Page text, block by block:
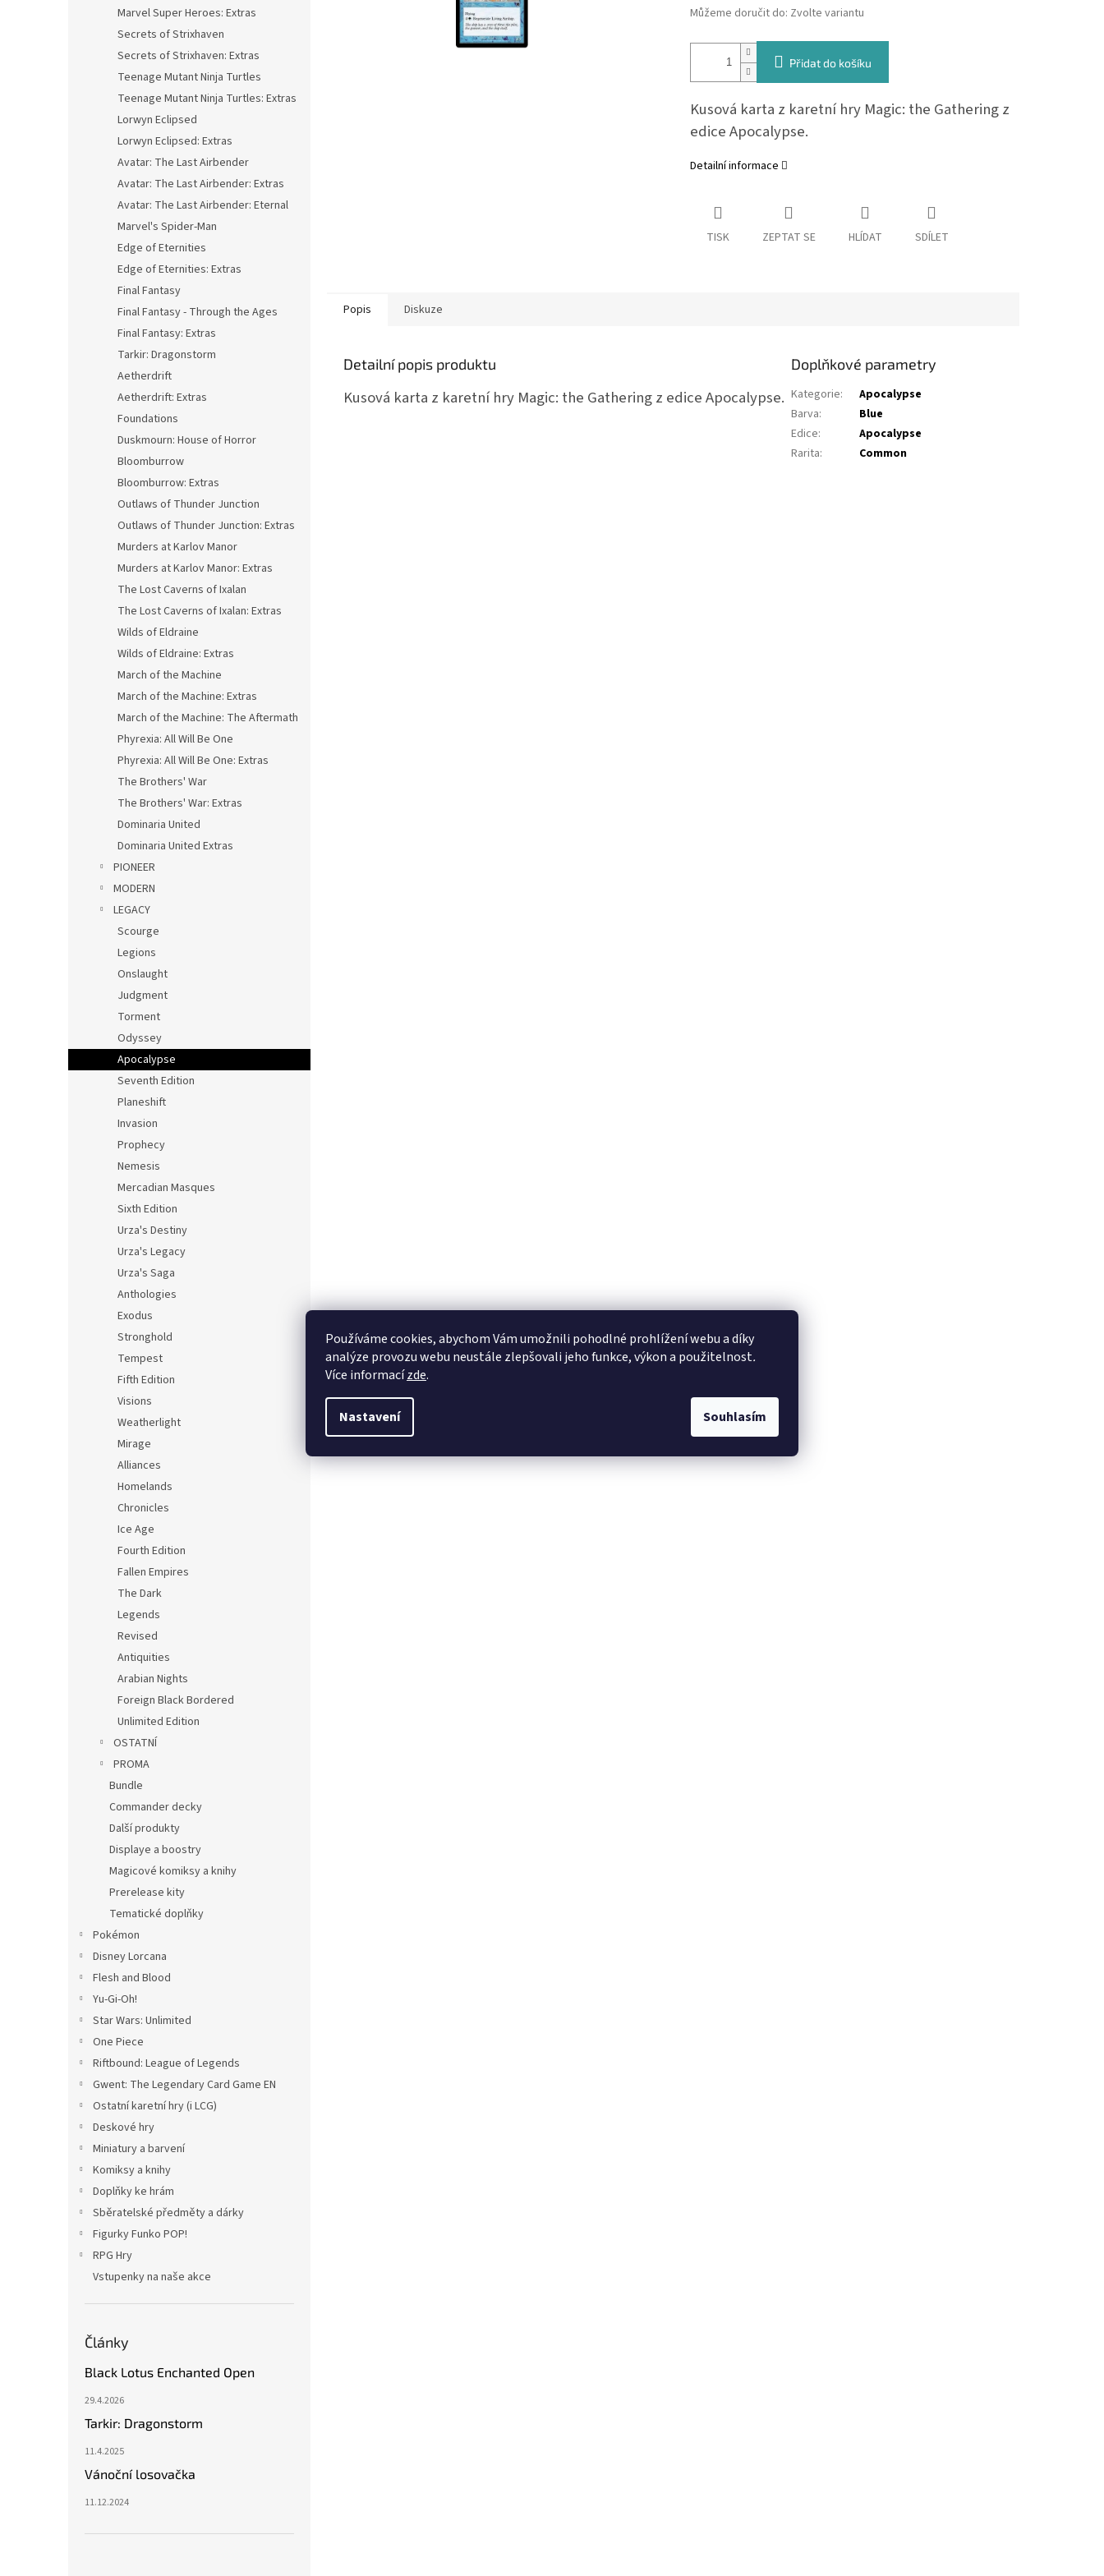
Používáme cookies, abychom Vám umožnili pohodlné prohlížení webu a díky
analýze provozu webu neustále zlepšovali jeho funkce, výkon a použitelnost.
Více informacízde.
Nastavení Souhlasím
Marvel Super Heroes: Extras
Secrets of Strixhaven
Secrets of Strixhaven: Extras
Teenage Mutant Ninja Turtles
Teenage Mutant Ninja Turtles: Extras
Lorwyn Eclipsed
Lorwyn Eclipsed: Extras
Avatar: The Last Airbender
Avatar: The Last Airbender: Extras
Avatar: The Last Airbender: Eternal
Marvel's Spider-Man
Edge of Eternities
Edge of Eternities: Extras
Final Fantasy
Final Fantasy - Through the Ages
Final Fantasy: Extras
Tarkir: Dragonstorm
Aetherdrift
Aetherdrift: Extras
Foundations
Duskmourn: House of Horror
Bloomburrow
Bloomburrow: Extras
Outlaws of Thunder Junction
Outlaws of Thunder Junction: Extras
Murders at Karlov Manor
Murders at Karlov Manor: Extras
The Lost Caverns of Ixalan
The Lost Caverns of Ixalan: Extras
Wilds of Eldraine
Wilds of Eldraine: Extras
March of the Machine
March of the Machine: Extras
March of the Machine: The Aftermath
Phyrexia: All Will Be One
Phyrexia: All Will Be One: Extras
The Brothers' War
The Brothers' War: Extras
Dominaria United
Dominaria United Extras
PIONEER
MODERN
LEGACY
Scourge
Legions
Onslaught
Judgment
Torment
Odyssey
Apocalypse
Seventh Edition
Planeshift
Invasion
Prophecy
Nemesis
Mercadian Masques
Sixth Edition
Urza's Destiny
Urza's Legacy
Urza's Saga
Anthologies
Exodus
Stronghold
Tempest
Fifth Edition
Visions
Weatherlight
Mirage
Alliances
Homelands
Chronicles
Ice Age
Fourth Edition
Fallen Empires
The Dark
Legends
Revised
Antiquities
Arabian Nights
Foreign Black Bordered
Unlimited Edition
OSTATNÍ
PROMA
Bundle
Commander decky
Další produkty
Displaye a boostry
Magicové komiksy a knihy
Prerelease kity
Tematické doplňky
Pokémon
Disney Lorcana
Flesh and Blood
Yu-Gi-Oh!
Star Wars: Unlimited
One Piece
Riftbound: League of Legends
Gwent: The Legendary Card Game EN
Ostatní karetní hry (i LCG)
Deskové hry
Miniatury a barvení
Komiksy a knihy
Doplňky ke hrám
Sběratelské předměty a dárky
Figurky Funko POP!
RPG Hry
Vstupenky na naše akce
Články
Black Lotus Enchanted Open
29.4.2026
Tarkir: Dragonstorm
11.4.2025
Vánoční losovačka
11.12.2024
Můžeme doručit do: Zvolte variantu
Přidat do košíku
Kusová karta z karetní hry Magic: the Gathering z
edice Apocalypse.
Detailní informace
TISK ZEPTAT SE HLÍDAT SDÍLET
Popis Diskuze
Detailní popis produktu
Kusová karta z karetní hry Magic: the Gathering z edice Apocalypse.
Doplňkové parametry
Kategorie:
Apocalypse
Barva:
Blue
Edice:
Apocalypse
Rarita: Common